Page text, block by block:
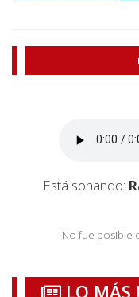
Está sonando:
No fue posible
LO MÁS